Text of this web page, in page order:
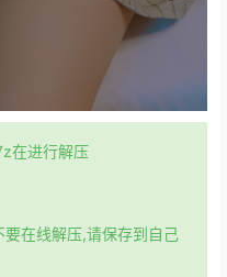
在进行解压
在线解压,请保存到自己